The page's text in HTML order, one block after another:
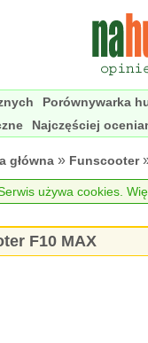
Porównywarka
Najczęściej
główna » Funscooter
używa cookies.
F10 MAX